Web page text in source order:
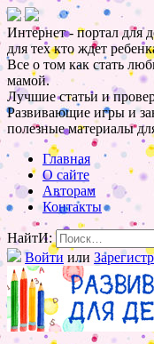
Интернет - портал для
для тех кто ждет
Все о том как стать
мамой.
Лучшие статьи и
Развивающие игры и
полезные материалы
Главная
О сайте
Авторам
Контакты
НайтИ:
Войти или